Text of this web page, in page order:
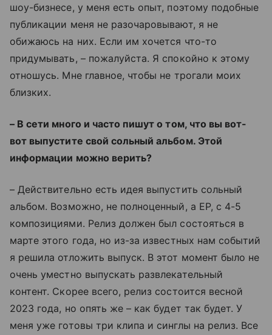
шоу-бизнесе, у меня есть опыт, поэтому подобные
публикации меня не разочаровывают, я не
обижаюсь на них. Если им хочется что-то
придумывать, – пожалуйста. Я спокойно к этому
отношусь. Мне главное, чтобы не трогали моих
близких.
– В сети много и часто пишут о том, что вы вот-
вот выпустите свой сольный альбом. Этой
информации можно верить?
– Действительно есть идея выпустить сольный
альбом. Возможно, не полноценный, а EP, с 4-5
композициями. Релиз должен был состояться в
марте этого года, но из-за известных нам событий
я решила отложить выпуск. В этот момент было не
очень уместно выпускать развлекательный
контент. Скорее всего, релиз состоится весной
2023 года, но опять же – как будет так будет. У
меня уже готовы три клипа и синглы на релиз. Все